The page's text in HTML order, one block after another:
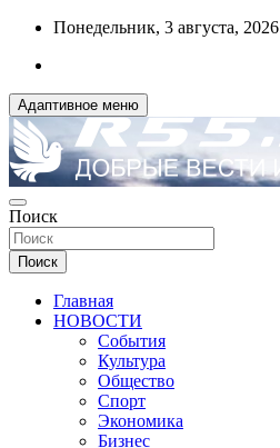
Перейти
содержимому
Понедельник, 3 августа, 2026
Адаптивное меню
R55.RU
ДОБРЫЕ ВЕСТИ ИЗ ОМСКА
Поиск
Поиск
Главная
НОВОСТИ
События
Культура
Общество
Спорт
Экономика
Бизнес